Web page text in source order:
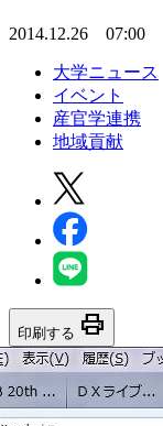
2014.12.26 07:00
大学ニュース
イベント
産官学連携
地域貢献
印刷する print